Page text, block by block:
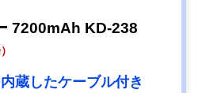
7200mAh KD-238
蔵したケーブル付き